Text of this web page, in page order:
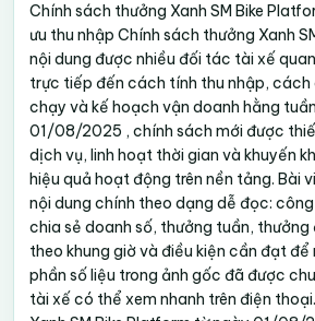
Chính sách thưởng Xanh SM Bike
ưu thu nhập Chính sách thưởng Xanh
nội dung được nhiều đối tác tài xế
trực tiếp đến cách tính thu nhập, cách
chạy và kế hoạch vận doanh hằng
01/08/2025 , chính sách mới được
dịch vụ, linh hoạt thời gian và khuyến
hiệu quả hoạt động trên nền tảng. Bài
nội dung chính theo dạng dễ đọc:
chia sẻ doanh số, thưởng tuần, thưởng
theo khung giờ và điều kiện cần đạt để
phần số liệu trong ảnh gốc đã được
tài xế có thể xem nhanh trên điện